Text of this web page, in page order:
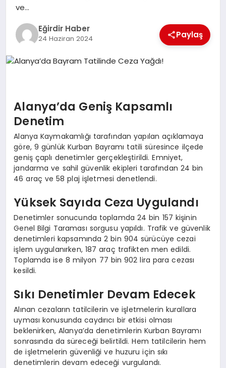
YAŞAM
ve…
Eğirdir Haber
24 Haziran 2024 Paylaş
Alanya’da Geniş Kapsamlı
Denetim
Alanya Kaymakamlığı tarafından yapılan açıklamaya
göre, 9 günlük Kurban Bayramı tatili süresince ilçede
geniş çaplı denetimler gerçekleştirildi. Emniyet,
jandarma ve sahil güvenlik ekipleri tarafından 24 bin
46 araç ve 58 plaj işletmesi denetlendi.
Yüksek Sayıda Ceza Uygulandı
Denetimler sonucunda toplamda 24 bin 157 kişinin
Genel Bilgi Taraması sorgusu yapıldı. Trafik ve güvenlik
denetimleri kapsamında 2 bin 904 sürücüye cezai
işlem uygulanırken, 187 araç trafikten men edildi.
Toplamda ise 8 milyon 77 bin 902 lira para cezası
kesildi.
Sıkı Denetimler Devam Edecek
Alınan cezaların tatilcilerin ve işletmelerin kurallara
uyması konusunda caydırıcı bir etkisi olması
beklenirken, Alanya’da denetimlerin Kurban Bayramı
sonrasında da süreceği belirtildi. Hem tatilcilerin hem
de işletmelerin güvenliği ve huzuru için sıkı
denetimlerin devam edeceği vurgulandı.